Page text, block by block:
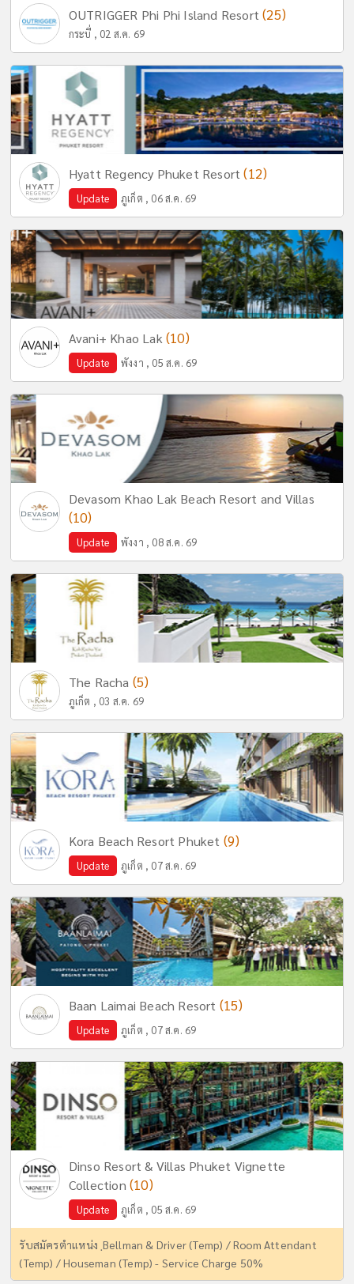
OUTRIGGER Phi Phi Island Resort(25)
กระบี่ , 02 ส.ค. 69
Hyatt Regency Phuket Resort(12)
Update ภูเก็ต , 06 ส.ค. 69
Avani+ Khao Lak (10)
Update พังงา , 05 ส.ค. 69
Devasom Khao Lak Beach Resort and Villas
(10)
Update พังงา , 08 ส.ค. 69
The Racha (5)
ภูเก็ต , 03 ส.ค. 69
Kora Beach Resort Phuket (9)
Update ภูเก็ต , 07 ส.ค. 69
Baan Laimai Beach Resort (15)
Update ภูเก็ต , 07 ส.ค. 69
Dinso Resort & Villas Phuket Vignette
Collection (10)
Update ภูเก็ต , 05 ส.ค. 69
รับสมัครตำแหน่ง ฺBellman & Driver (Temp) / Room Attendant
(Temp) / Houseman (Temp) - Service Charge 50%